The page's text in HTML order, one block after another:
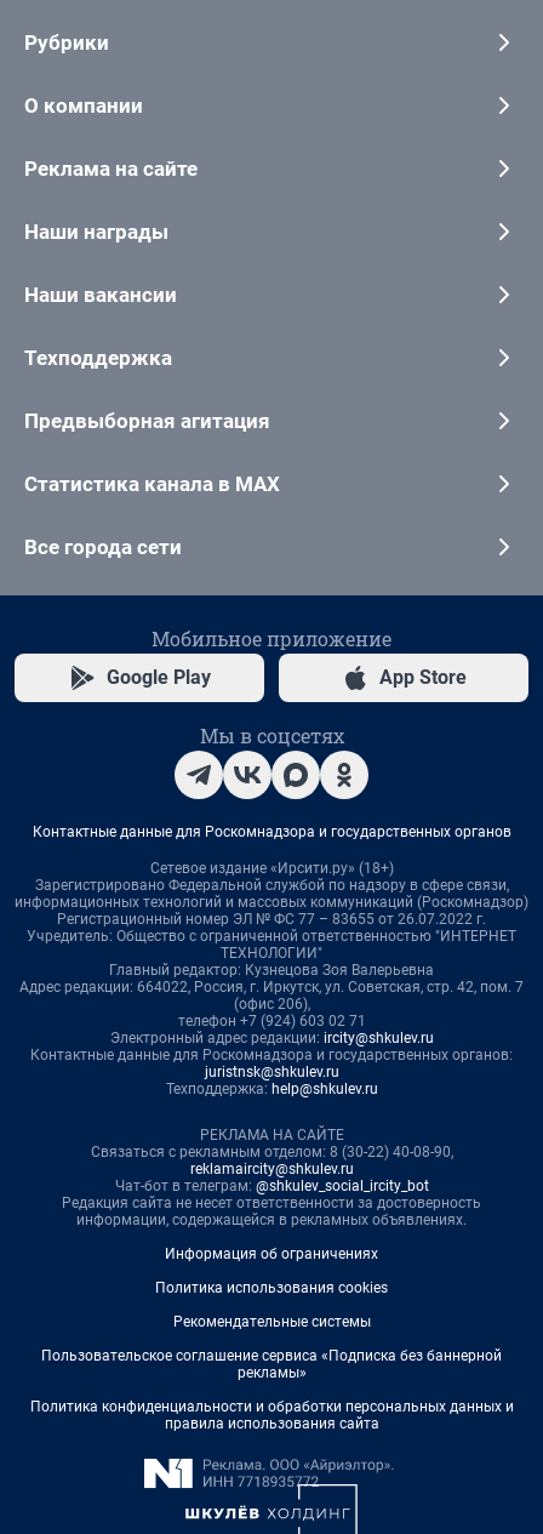
Рубрики
О компании
Реклама на сайте
Наши награды
Наши вакансии
Техподдержка
Предвыборная агитация
Статистика канала в MAX
Все города сети
Мобильное приложение
Google Play App Store
Мы в соцсетях
Контактные данные для Роскомнадзора и государственных органов
Сетевое издание «Ирсити.ру» (18+)
Зарегистрировано Федеральной службой по надзору в сфере связи,
информационных технологий и массовых коммуникаций (Роскомнадзор)
Регистрационный номер ЭЛ № ФС 77 – 83655 от 26.07.2022 г.
Учредитель: Общество с ограниченной ответственностью "ИНТЕРНЕТ
ТЕХНОЛОГИИ"
Главный редактор: Кузнецова Зоя Валерьевна
Адрес редакции: 664022, Россия, г. Иркутск, ул. Советская, стр. 42, пом. 7
(офис 206),
телефон +7 (924) 603 02 71
Электронный адрес редакции: ircity@shkulev.ru
Контактные данные для Роскомнадзора и государственных органов:
juristnsk@shkulev.ru
Техподдержка: help@shkulev.ru
РЕКЛАМА НА САЙТЕ
Связаться с рекламным отделом: 8 (30-22) 40-08-90,
reklamaircity@shkulev.ru
Чат-бот в телеграм: @shkulev_social_ircity_bot
Редакция сайта не несет ответственности за достоверность
информации, содержащейся в рекламных объявлениях.
Информация об ограничениях
Политика использования cookies
Рекомендательные системы
Пользовательское соглашение сервиса «Подписка без баннерной
рекламы»
Политика конфиденциальности и обработки персональных данных и
правила использования сайта